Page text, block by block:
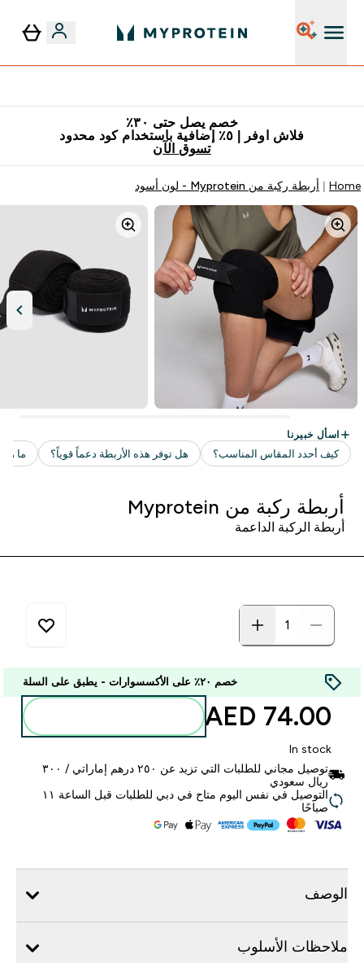
خصم يصل حتى ٣٠٪
فلاش اوفر | ٥٪ إضافية باستخدام كود محدود
تسوق الآن
Home أربطة ركبة من Myprotein - لون أسود
أربطة ركبة من Myprotein
أربطة الركبة الداعمة
خصم ٢٠٪ على الأكسسوارات - يطبق على السلة
74.00 AED‎
In stock
توصيل مجاني للطلبات التي تزيد عن ٢٥٠ درهم إماراتي / ٣٠٠
ريال سعودي
التوصيل في نفس اليوم متاح في دبي للطلبات قبل الساعة ١١
صباحًا
الوصف
ملاحظات الأسلوب